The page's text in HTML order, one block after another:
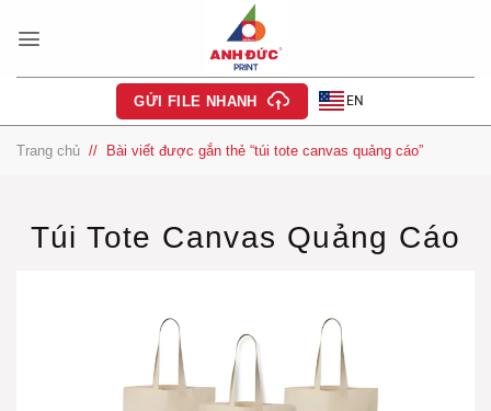
qua
GỬI FILE NHANH EN
Trang chủ / Bài viết được gắn thẻ “túi tote canvas quảng cáo”
Túi Tote Canvas Quảng Cáo